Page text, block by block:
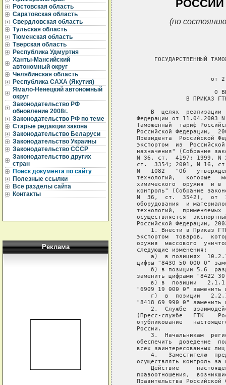
Ростовская область
Саратовская область
Свердловская область
Тульская область
Тюменская область
Тверская область
Республика Удмуртия
Ханты-Мансийский
автономный округ
Челябинская область
Республика САХА (Якутия)
Ямало-Ненецкий автономный
округ
Законодательство РФ
обновление 2008г.
Законодательство РФ по теме
Старые редакции закона
Законодательство Беларуси
Законодательство Украины
Законодательство СССР
Законодательство других
стран
Поиск документа по сайту
Полезные ссылки
Все разделы сайта
Контакты
Реклама
РОССИИ
(по
ГОСУДАРСТВЕННЫЙ
от
О
В ПРИКАЗ
В  целях  реализации
Федерации от 11.04.2003
Таможенный  тариф
Российской Федерации,
Президента  Российской
экспортом  из
назначения" (Собрание
N 36, ст.  4197; 1999, N
ст.  3354; 2001, N 16,
N   1082   "Об
технологий,   которые
химического  оружия  и в
контроль" (Собрание
N  36,  ст.  3542),  от
оборудования  и
технологий,  применяемых
осуществляется
Российской Федерации,
1. Внести в Приказ
экспортом  товаров,
оружия  массового
   следующие изменения:
а)  в позициях
цифры "8430 50 000 0"
б) в позиции 5.6
заменить цифрами "8422
в) в  позиции
"6909 19 000 0" заменить
г)  в  позиции
"8418 69 990 0" заменить
2.  Службе
(Пресс-службе   ГТК
опубликование
   России.
3.  Начальникам
обеспечить  доведение
всех заинтересованных
4.   Заместителю
осуществлять контроль за
Действие
правоотношения,
Правительства Российской